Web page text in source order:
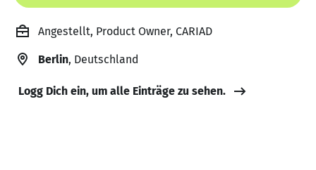
Angestellt, Product Owner, CARIAD
Berlin, Deutschland
Logg Dich ein, um alle Einträge zu sehen.